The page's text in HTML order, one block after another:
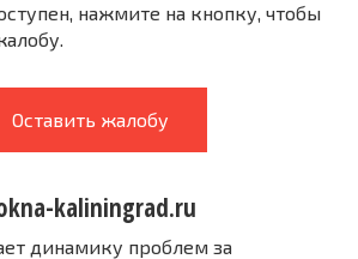
нажмите на кнопку, чтобы
Оставить жалобу
kaliningrad.ru
динамику проблем за